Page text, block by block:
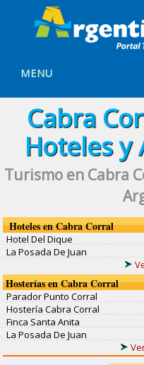
MENU
Cabra
Hoteles y
Turismo en Cabra
Hoteles en Cabra Corral
Hotel Del Dique
La Posada De Juan
Hosterías en Cabra Corral
Parador Punto Corral
Hostería Cabra Corral
Finca Santa Anita
La Posada De Juan